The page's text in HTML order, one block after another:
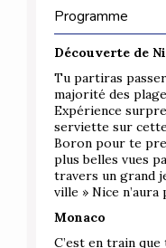
Programme
Découverte de
Tu partiras
majorité des
Expérience
serviette sur
Boron pour te
plus belles vues
travers un grand
ville » Nice
Monaco
C’est en train